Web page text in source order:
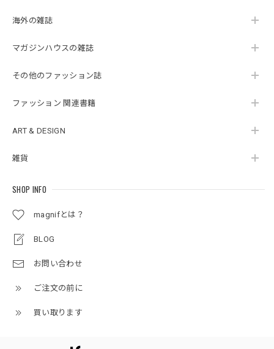
海外の雑誌
マガジンハウスの雑誌
その他のファッション誌
ファッション 関連書籍
ART & DESIGN
雑貨
SHOP INFO
magnifとは？
BLOG
お問い合わせ
ご注文の前に
買い取ります